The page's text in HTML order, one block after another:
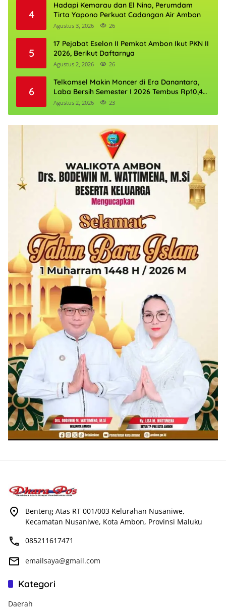
4
Hadapi Kemarau dan El Nino, Perumdam
Tirta Yapono Perkuat Cadangan Air Ambon
Agustus 3, 2026 26
5
17 Pejabat Eselon II Pemkot Ambon Ikut PKN II
2026, Berikut Daftarnya
Agustus 2, 2026 26
6
Telkomsel Makin Moncer di Era Danantara,
Laba Bersih Semester I 2026 Tembus Rp10,4
Triliun
Agustus 2, 2026 23
Benteng Atas RT 001/003 Kelurahan Nusaniwe,
Kecamatan Nusaniwe, Kota Ambon, Provinsi Maluku
085211617471
emailsaya@gmail.com
Kategori
Daerah